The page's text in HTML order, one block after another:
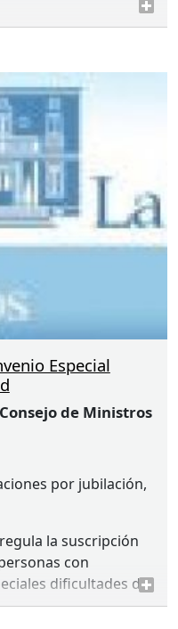
Especial
Consejo de Ministros
por jubilación,
la suscripción
con
dificultades de